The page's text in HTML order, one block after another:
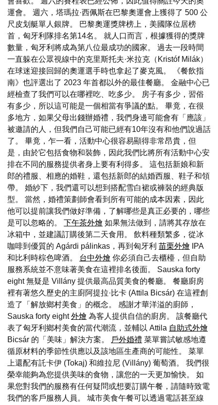
運會。 週六，塔瑪拉·西佩斯在巴黎奧運會上獲得了 500 公
尺皮划艇單人銀牌。 巴黎奧運獎牌榜上，美國隊位居榜
首，匈牙利隊排名第14名。 就人口而言，根據獲得的獎牌
數量，匈牙利將成為第八位最成功的國家。 過去一段時間
一直躲在公眾視線中的克里斯托夫·米拉克（Kristóf Milák）
在球迷迎接回歸的奧運選手時也拿起了麥克風。 《餐飲指
南》也評選出了 2023 年首都以外的最佳餐廳。 金融中心已
經檢查了我們可以在哪裡吃、吃多少。 房子有多少，習俗
有多少，所以這可能是一個相當有爭議的點。 畢竟，在很
多地方，如果父母出錢辦婚禮，我們身邊可能會有「應該」
被邀請的人，但我們自己可能已經有10年沒有和他們說過話
了。 畢竟，乍一看，活動中心很容易顯得非常昂貴，但
是，由於它包括食物和裝飾，因此我們比將所有活動中心安
排在不同的服務提供者身上要有利得多。 這包括新娘和新
郎的禮服、相應的婚鞋，還包括新郎的結婚西服、鞋子和領
帶。 婚紗下，我們還可以想到搭配雪白裙或褲裝的經典版
型。 當然，婚禮策劃師會看到所有可能的成本因素，因此
他可以提前讓我們做好準備，了解哪些是真正必要的，哪些
是可以忽略的。 下午茶外燴 如果無法做到，請將其存放在
冰箱中，並建議訂購後第二天食用。 飲料種類繁多，從冰
咖啡到優質的 Agárdi pálinkas，再到匈牙利 苗栗外燴 IPA
和比利時棕色啤酒。 台中外燴 你必須自己去櫃檯，但自助
服務系統並不意味著美食在這裡排名後面。 Sauska forty
eight 無疑是 Villány 提供最高品質美食的餐廳。 餐廳廚房
裡有著悠久歷史的主廚阿提拉·比卡 (Attila Bicsár) 在這裡創
造了「解放鄉村美食」的概念。 感謝才華洋溢的廚師，
Sauska forty eight外燴 為客人提供自信的廚房。 該餐廳代
表了匈牙利鄉村美食的當代潮流，並輔以 Attila 自助式外燴
Bicsár 的「美味」解決方案。
戶外婚禮 菜單嘗試敏感地遵
循原材料的季節性供應以及該地區生產商的可能性。 菜單
上還配有託卡伊 (Tokaj) 和維拉尼 (Villány) 葡萄酒。 我們很
榮幸能夠為您提供美味的食物，讓您的一天更加愉快。 如
果您對我們的服務有任何疑問或想要訂購午餐，請隨時致電
我們的客戶服務人員。 城市美食午餐可以透過電話甚至線